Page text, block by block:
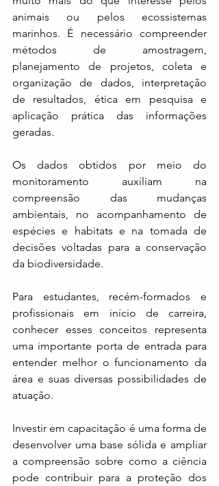
animais ou pelos ecossistemas
marinhos. É necessário compreender
métodos de amostragem,
planejamento de projetos, coleta e
organização de dados, interpretação
de resultados, ética em pesquisa e
aplicação prática das informações
geradas.
Os dados obtidos por meio do
monitoramento auxiliam na
compreensão das mudanças
ambientais, no acompanhamento de
espécies e habitats e na tomada de
decisões voltadas para a conservação
da biodiversidade.
Para estudantes, recém-formados e
profissionais em início de carreira,
conhecer esses conceitos representa
uma importante porta de entrada para
entender melhor o funcionamento da
área e suas diversas possibilidades de
atuação.
Investir em capacitação é uma forma de
desenvolver uma base sólida e ampliar
a compreensão sobre como a ciência
pode contribuir para a proteção dos